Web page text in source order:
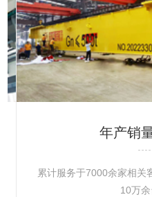
年产销
累计服务于7000余家相关
10万余